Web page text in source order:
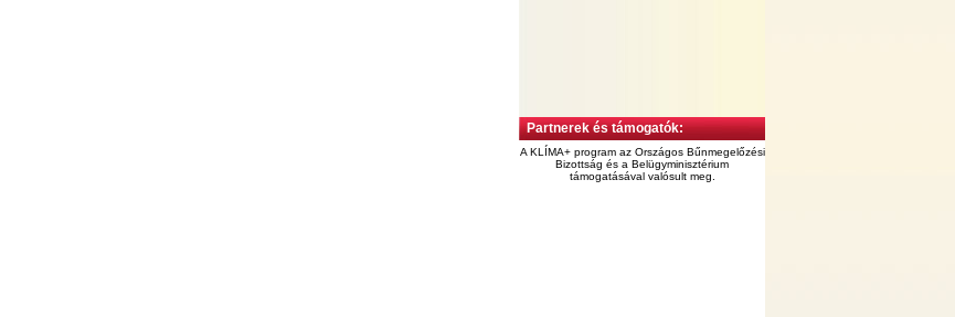
Partnerek és támogatók:
A KLÍMA+ program az Országos Bűnmegelőzési
Bizottság és a Belügyminisztérium
támogatásával valósult meg.